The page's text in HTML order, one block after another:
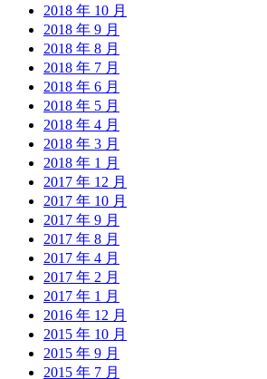
2018 年 10 月
2018 年 9 月
2018 年 8 月
2018 年 7 月
2018 年 6 月
2018 年 5 月
2018 年 4 月
2018 年 3 月
2018 年 1 月
2017 年 12 月
2017 年 10 月
2017 年 9 月
2017 年 8 月
2017 年 4 月
2017 年 2 月
2017 年 1 月
2016 年 12 月
2015 年 10 月
2015 年 9 月
2015 年 7 月